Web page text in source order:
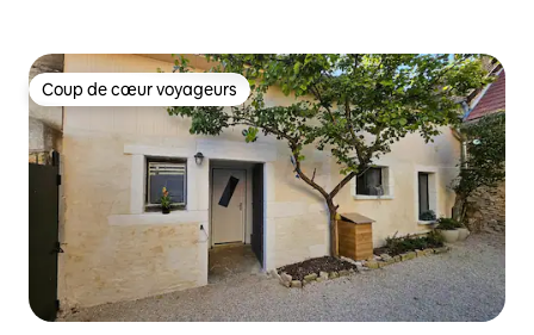
Coup de cœur voyageurs
Coup de cœur voyageurs